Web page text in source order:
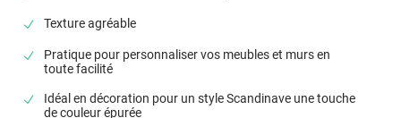
Texture agréable
Pratique pour personnaliser vos meubles et murs en
toute facilité
Idéal en décoration pour un style Scandinave une touche
de couleur épurée